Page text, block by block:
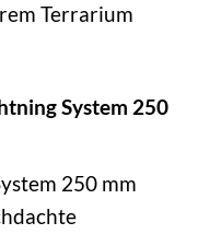
Terrarium
System 250
250 mm